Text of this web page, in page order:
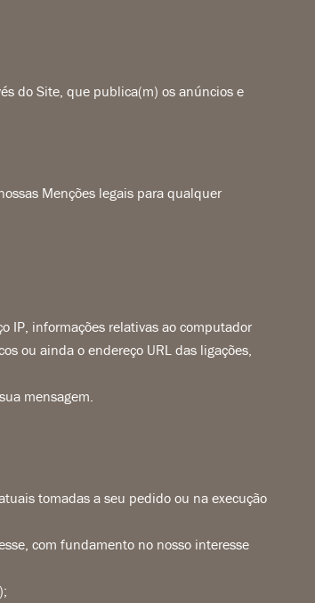
do Site, que publica(m) os anúncios e
Menções legais para qualquer
IP, informações relativas ao computador
ou ainda o endereço URL das ligações,
mensagem.
tomadas a seu pedido ou na execução
com fundamento no nosso interesse